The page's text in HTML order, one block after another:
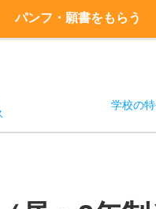
パンフ・願書をもらう
学校の